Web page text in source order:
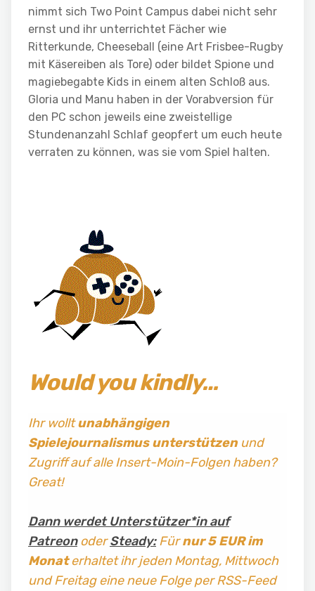
nimmt sich Two Point Campus dabei nicht sehr
ernst und ihr unterrichtet Fächer wie
Ritterkunde, Cheeseball (eine Art Frisbee-Rugby
mit Käsereiben als Tore) oder bildet Spione und
magiebegabte Kids in einem alten Schloß aus.
Gloria und Manu haben in der Vorabversion für
den PC schon jeweils eine zweistellige
Stundenanzahl Schlaf geopfert um euch heute
verraten zu können, was sie vom Spiel halten.
Would you kindly…
Ihr wolltunabhängigen
Spielejournalismus unterstützenund
Zugriff auf alle Insert-Moin-Folgen haben?
Great!
Dann werdet Unterstützer*in auf
PatreonoderSteady:Fürnur 5 EUR im
Monaterhaltet ihr jeden Montag, Mittwoch
und Freitag eine neue Folge per RSS-Feed